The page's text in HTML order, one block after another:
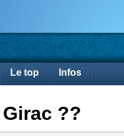
Le top Infos
??